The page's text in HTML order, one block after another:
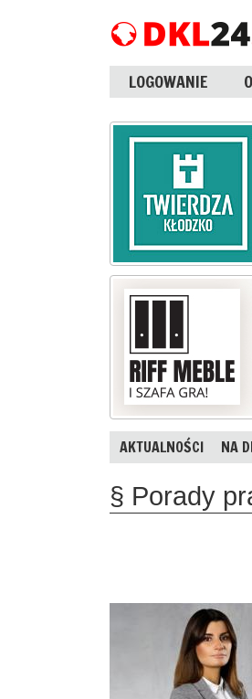
LOGOWANIE
AKTUALNOŚCI NA
§ Porady